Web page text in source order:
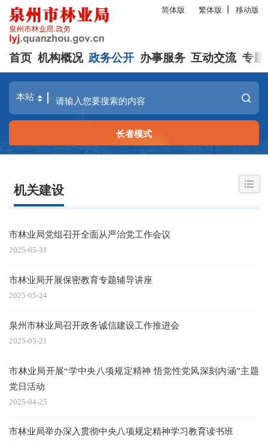
简体版 繁体版 移动版
首页 机构概况 政务公开 办事服务 互动交流 专题
长者模式
机关建设
市林业局党组召开全面从严治党工作会议
2025-05-31
市林业局开展保密教育专题辅导讲座
2025-05-24
泉州市林业局召开政务诚信建设工作推进会
2025-05-21
市林业局开展“学中央八项规定精神 悟党性党风深刻内涵”主题
党日活动
2025-04-25
市林业局举办深入贯彻中央八项规定精神学习教育读书班